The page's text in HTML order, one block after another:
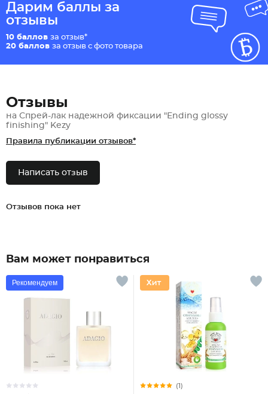
Дарим баллы за
отзывы
10 баллов за отзыв*
20 баллов за отзыв с фото товара
Отзывы
на Спрей-лак надежной фиксации "Ending glossy
finishing" Kezy
Правила публикации отзывов*
Написать отзыв
Отзывов пока нет
Вам может понравиться
Рекомендуем
(1)